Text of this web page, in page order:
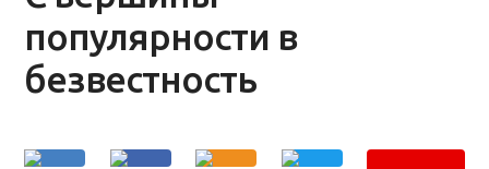
популярности в
безвестность